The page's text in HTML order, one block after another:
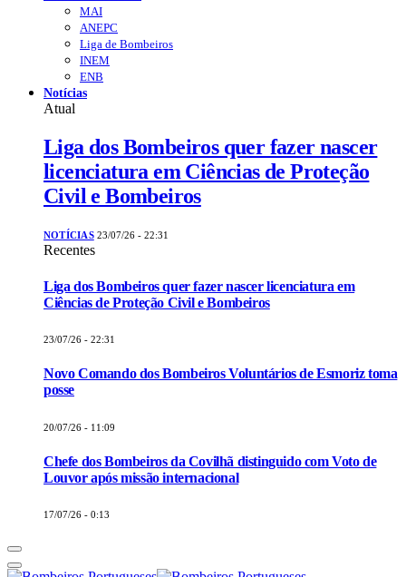
MAI
ANEPC
Liga de Bombeiros
INEM
ENB
Notícias
Atual
Liga dos Bombeiros quer fazer nascer
licenciatura em Ciências de Proteção
Civil e Bombeiros
NOTÍCIAS 23/07/26 - 22:31
Recentes
Liga dos Bombeiros quer fazer nascer licenciatura em
Ciências de Proteção Civil e Bombeiros
23/07/26 - 22:31
Novo Comando dos Bombeiros Voluntários de Esmoriz toma
posse
20/07/26 - 11:09
Chefe dos Bombeiros da Covilhã distinguido com Voto de
Louvor após missão internacional
17/07/26 - 0:13